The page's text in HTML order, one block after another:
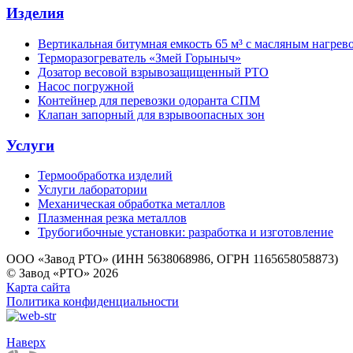
Изделия
Вертикальная битумная емкость 65 м³ с масляным
Терморазогреватель «Змей Горыныч»
Дозатор весовой взрывозащищенный РТО
Насос погружной
Контейнер для перевозки одоранта СПМ
Клапан запорный для взрывоопасных зон
Услуги
Термообработка изделий
Услуги лаборатории
Механическая обработка металлов
Плазменная резка металлов
Трубогибочные установки: разработка и изготовление
ООО «Завод РТО» (ИНН 5638068986, ОГРН 1165658058873)
© Завод «РТО» 2026
Карта сайта
Политика конфиденциальности
Наверх